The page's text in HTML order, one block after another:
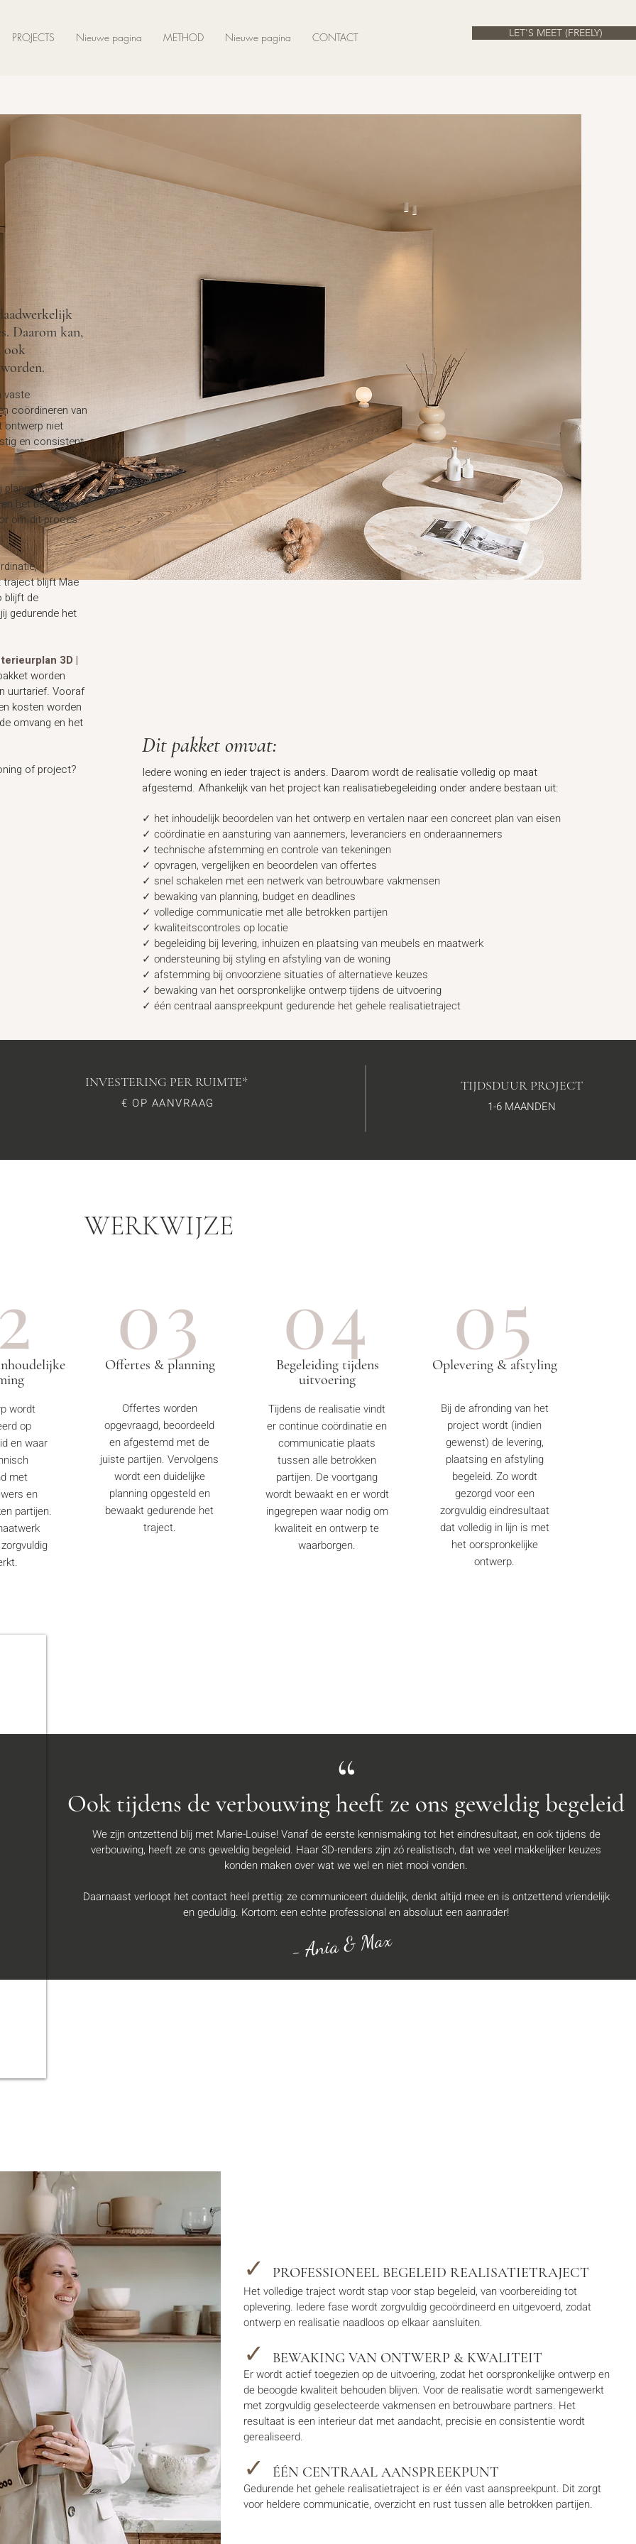
PROJECTS Nieuwe pagina METHOD Nieuwe pagina CONTACT LET'S MEET (FREELY)
Daarom kan,
ook
vaste
coördineren van
ontwerp niet
en consistent
het bewaken
om dit proces
traject blijft Mae
blijft de
gedurende het
3D |
worden
uurtarief. Vooraf
kosten worden
omvang en het
of project?
Dit pakket omvat:
Iedere woning en ieder traject is anders. Daarom wordt de realisatie volledig op maat
afgestemd. Afhankelijk van het project kan realisatiebegeleiding onder andere bestaan uit:
✓ het inhoudelijk beoordelen van het ontwerp en vertalen naar een concreet plan van eisen
✓ coördinatie en aansturing van aannemers, leveranciers en onderaannemers
✓ technische afstemming en controle van tekeningen
✓ opvragen, vergelijken en beoordelen van offertes
✓ snel schakelen met een netwerk van betrouwbare vakmensen
✓ bewaking van planning, budget en deadlines
✓ volledige communicatie met alle betrokken partijen
✓ kwaliteitscontroles op locatie
✓ begeleiding bij levering, inhuizen en plaatsing van meubels en maatwerk
✓ ondersteuning bij styling en afstyling van de woning
✓ afstemming bij onvoorziene situaties of alternatieve keuzes
✓ bewaking van het oorspronkelijke ontwerp tijdens de uitvoering
✓ één centraal aanspreekpunt gedurende het gehele realisatietraject
INVESTERING PER RUIMTE*
€ OP AANVRAAG
TIJDSDUUR PROJECT
1-6MAANDEN
WERKWIJZE
wordt
op
en waar
met
en
partijen.
03
Offertes & planning
Offertes worden
opgevraagd, beoordeeld
en afgestemd met de
juiste partijen. Vervolgens
wordt een duidelijke
planning opgesteld en
bewaakt gedurende het
traject.
04
Begeleiding tijdens
uitvoering
Tijdens de realisatie vindt
er continue coördinatie en
communicatie plaats
tussen alle betrokken
partijen. De voortgang
wordt bewaakt en er wordt
ingegrepen waar nodig om
kwaliteit en ontwerp te
waarborgen.
05
Oplevering & afstyling
Bij de afronding van het
project wordt (indien
gewenst) de levering,
plaatsing en afstyling
begeleid. Zo wordt
gezorgd voor een
zorgvuldig eindresultaat
dat volledig in lijn is met
het oorspronkelijke
ontwerp.
“
Ook tijdens de verbouwing heeft ze ons geweldig begeleid
We zijn ontzettend blij met Marie-Louise! Vanaf de eerste kennismaking tot het eindresultaat, en ook tijdens de
verbouwing, heeft ze ons geweldig begeleid. Haar 3D-renders zijn zó realistisch, dat we veel makkelijker keuzes
konden maken over wat we wel en niet mooi vonden.
Daarnaast verloopt het contact heel prettig: ze communiceert duidelijk, denkt altijd mee en is ontzettend vriendelijk
en geduldig. Kortom: een echte professional en absoluut een aanrader!
- Ania & Max
✓ PROFESSIONEEL BEGELEID REALISATIETRAJECT
Het volledige traject wordt stap voor stap begeleid, van voorbereiding tot
oplevering. Iedere fase wordt zorgvuldig gecoördineerd en uitgevoerd, zodat
ontwerp en realisatie naadloos op elkaar aansluiten.
✓ BEWAKING VAN ONTWERP & KWALITEIT
Er wordt actief toegezien op de uitvoering, zodat het oorspronkelijke ontwerp en
de beoogde kwaliteit behouden blijven. Voor de realisatie wordt samengewerkt
met zorgvuldig geselecteerde vakmensen en betrouwbare partners. Het
resultaat is een interieur dat met aandacht, precisie en consistentie wordt
gerealiseerd.
✓ ÉÉN CENTRAAL AANSPREEKPUNT
Gedurende het gehele realisatietraject is er één vast aanspreekpunt. Dit zorgt
voor heldere communicatie, overzicht en rust tussen alle betrokken partijen.